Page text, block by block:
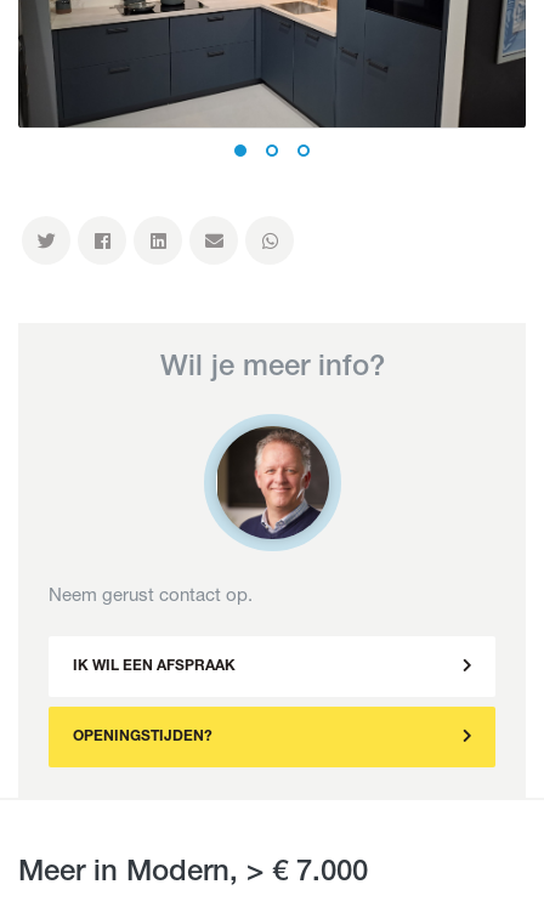
Wil je meer info?
Neem gerust contact op.
IK WIL EEN AFSPRAAK
OPENINGSTIJDEN?
Meer in Modern, > € 7.000